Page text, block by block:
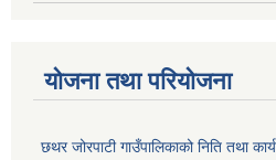
योजना तथा परियोजना
छथर जोरपाटी गाउँपालिकाको निति तथा